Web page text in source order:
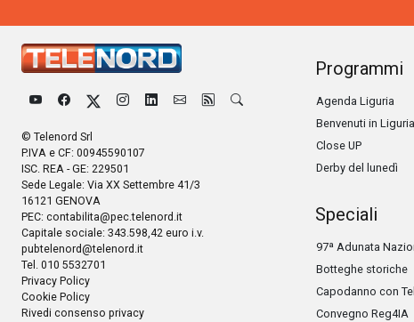
© Telenord Srl
P.IVA e CF: 00945590107
ISC. REA - GE: 229501
Sede Legale: Via XX Settembre 41/3
16121 GENOVA
PEC: contabilita@pec.telenord.it
Capitale sociale: 343.598,42 euro i.v.
pubtelenord@telenord.it
Tel. 010 5532701
Privacy Policy
Cookie Policy
Rivedi consenso privacy
Programmi
Agenda Liguria
Benvenuti in Liguria
Close UP
Derby del lunedì
Speciali
97ª Adunata
Botteghe storiche
Capodanno con
Convegno Reg4IA